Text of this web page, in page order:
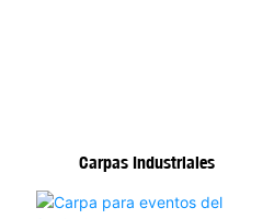
Carpas Industriales